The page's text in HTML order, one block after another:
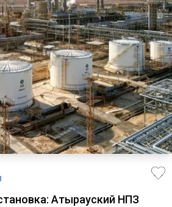
Атырауский НПЗ